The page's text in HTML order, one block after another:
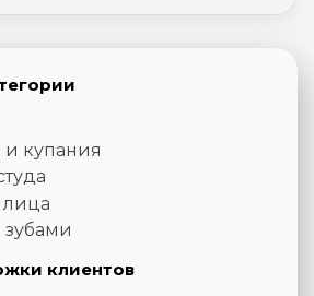
и купания
лица
зубами
клиентов